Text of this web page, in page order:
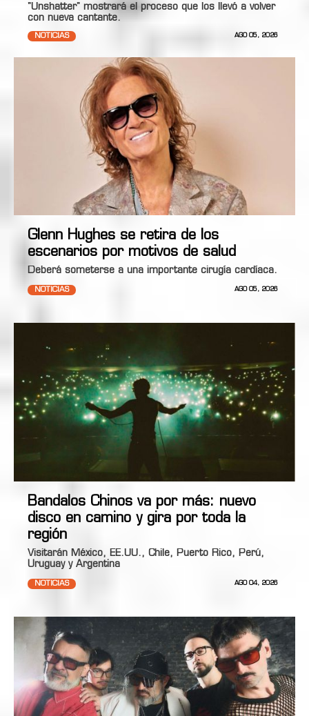
"Unshatter" mostrará el proceso que los llevó a volver
con nueva cantante.
NOTICIAS AGO 05, 2026
Glenn Hughes se retira de los
escenarios por motivos de salud
Deberá someterse a una importante cirugía cardíaca.
NOTICIAS AGO 05, 2026
Bandalos Chinos va por más: nuevo
disco en camino y gira por toda la
región
Visitarán México, EE.UU., Chile, Puerto Rico, Perú,
Uruguay y Argentina
NOTICIAS AGO 04, 2026